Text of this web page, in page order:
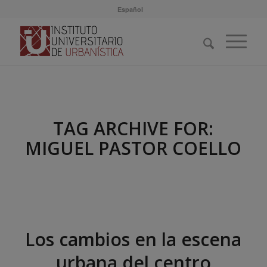
Español
TAG ARCHIVE FOR:
MIGUEL PASTOR COELLO
Los cambios en la escena